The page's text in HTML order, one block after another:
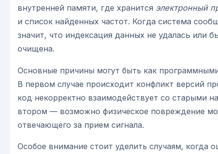
внутренней памяти, где хранится электронный
и список найденных частот. Когда система
значит, что индексация данных не удалась или
очищена.
Основные причины могут быть как
В первом случае происходит конфликт версий
код некорректно взаимодействует со старыми
втором — возможно физическое повреждение
отвечающего за прием сигнала.
Особое внимание стоит уделить случаям, когда